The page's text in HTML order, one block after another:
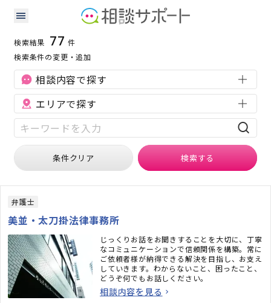
大阪府の企業法務に強い専門家の検索結果
企業法務
検索結果 77 件
検索条件の変更・追加
相談内容で探す
エリアで探す
条件クリア 検索する
弁護士
美並・太刀掛法律事務所
じっくりお話をお聞きすることを大切に、丁寧
なコミュニケーションで信頼関係を構築。常に
ご依頼者様が納得できる解決を目指し、お支え
していきます。わからないこと、困ったこと、
どうぞ何でもお話しください。
相談内容を見る